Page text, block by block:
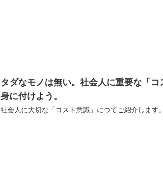
タダなモノは無い。社会人に重要な「コ
身に付けよう。
社会人に大切な「コスト意識」につてご紹介します。